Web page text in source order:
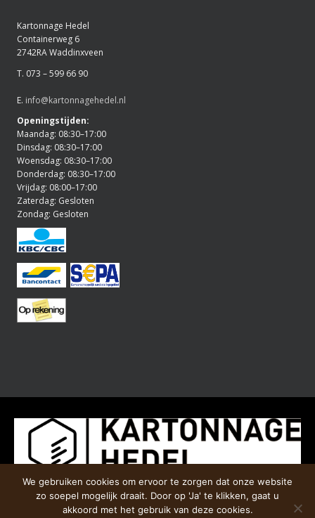
Kartonnage Hedel
Containerweg 6
2742RA Waddinxveen
T. 073 – 599 66 90
E. info@kartonnagehedel.nl
Openingstijden:
Maandag: 08:30–17:00
Dinsdag: 08:30–17:00
Woensdag: 08:30–17:00
Donderdag: 08:30–17:00
Vrijdag: 08:00–17:00
Zaterdag: Gesloten
Zondag: Gesloten
We gebruiken cookies om ervoor te zorgen dat onze website
zo soepel mogelijk draait. Door op 'Ja' te klikken, gaat u
akkoord met het gebruik van deze cookies.